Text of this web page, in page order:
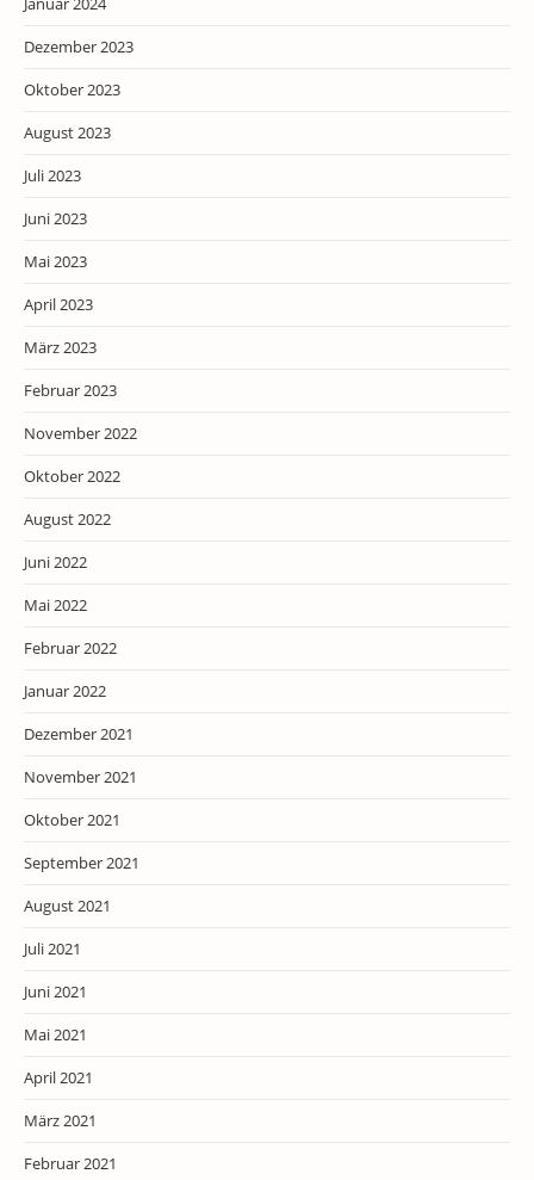
Dezember 2023
Oktober 2023
August 2023
Juli 2023
Juni 2023
Mai 2023
April 2023
März 2023
Februar 2023
November 2022
Oktober 2022
August 2022
Juni 2022
Mai 2022
Februar 2022
Januar 2022
Dezember 2021
November 2021
Oktober 2021
September 2021
August 2021
Juli 2021
Juni 2021
Mai 2021
April 2021
März 2021
Februar 2021